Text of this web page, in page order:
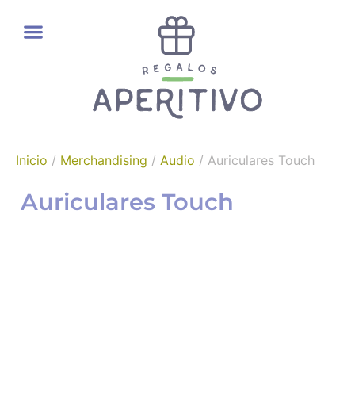
Inicio / Merchandising / Audio / Auriculares Touch
Auriculares Touch